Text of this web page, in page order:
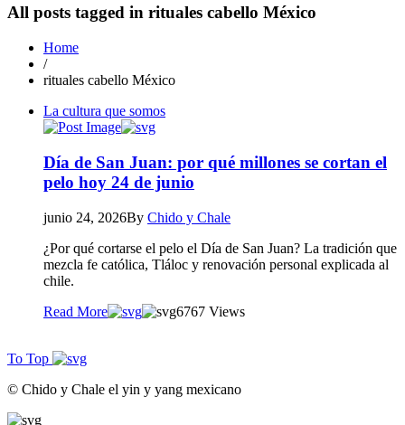
All posts tagged in rituales cabello México
Home
/
rituales cabello México
La cultura que somos
Día de San Juan: por qué millones se cortan el
pelo hoy 24 de junio
junio 24, 2026By Chido y Chale
¿Por qué cortarse el pelo el Día de San Juan? La tradición que
mezcla fe católica, Tláloc y renovación personal explicada al
chile.
Read More
6767 Views
To Top
© Chido y Chale el yin y yang mexicano